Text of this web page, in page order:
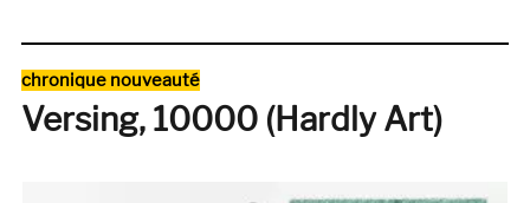
Catégories
chronique nouveauté
Versing, 10000 (Hardly Art)